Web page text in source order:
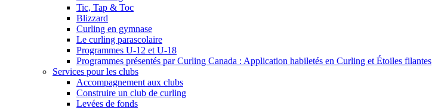
Tic, Tap & Toc
Blizzard
Curling en gymnase
Le curling parascolaire
Programmes U-12 et U-18
Programmes présentés par Curling Canada : Application habiletés en Curling et Étoiles filantes
Services pour les clubs
Accompagnement aux clubs
Construire un club de curling
Levées de fonds